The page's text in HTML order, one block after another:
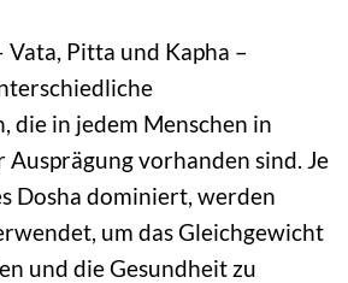
Vata, Pitta und Kapha –
die in jedem Menschen in
vorhanden sind. Je
Dosha dominiert, werden
um das Gleichgewicht
und die Gesundheit zu